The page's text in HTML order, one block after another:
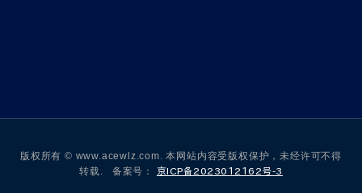
版权所有 © www.acewlz.com. 本网站内容受版权保护，未经许可不得
转载. 备案号： 京ICP备2023012162号-3